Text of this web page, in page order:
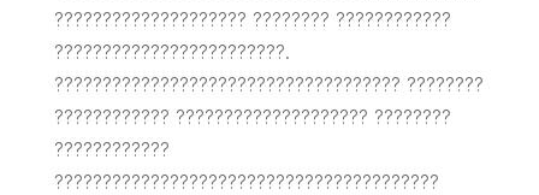
???????????????????? ???????? ????????????
????????????????????????.
???????????????????????????????????? ????????
???????????? ???????????????????? ????????
????????????
????????????????????????????????????????